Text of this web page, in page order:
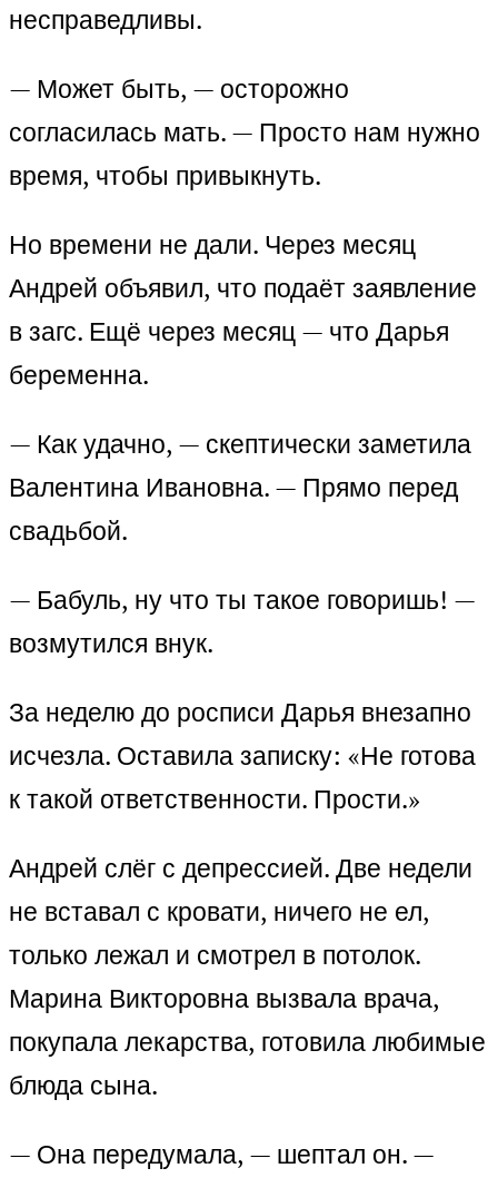
несправедливы.
— Может быть, — осторожно
согласилась мать. — Просто нам нужно
время, чтобы привыкнуть.
Но времени не дали. Через месяц
Андрей объявил, что подаёт заявление
в загс. Ещё через месяц — что Дарья
беременна.
— Как удачно, — скептически заметила
Валентина Ивановна. — Прямо перед
свадьбой.
— Бабуль, ну что ты такое говоришь! —
возмутился внук.
За неделю до росписи Дарья внезапно
исчезла. Оставила записку: «Не готова
к такой ответственности. Прости.»
Андрей слёг с депрессией. Две недели
не вставал с кровати, ничего не ел,
только лежал и смотрел в потолок.
Марина Викторовна вызвала врача,
покупала лекарства, готовила любимые
блюда сына.
— Она передумала, — шептал он. —